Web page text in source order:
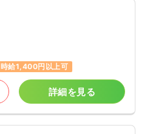
時給1,400円以上可
詳細を見る